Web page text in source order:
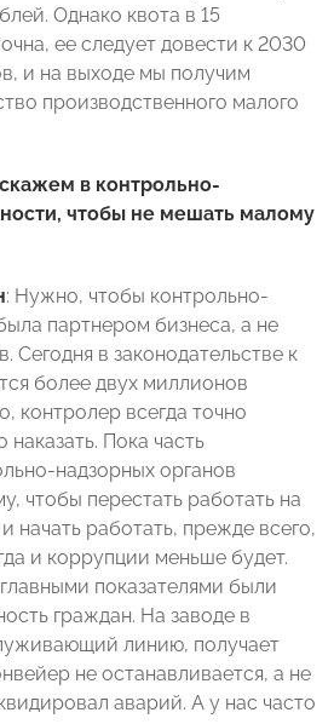
Однако квота в 15
ее следует довести к 2030
и на выходе мы получим
производственного малого
в контрольно-
чтобы не мешать малому
: Нужно, чтобы контрольно-
партнером бизнеса, а не
в законодательстве к
более двух миллионов
контролер всегда точно
Пока часть
надзорных органов
чтобы перестать работать на
начать работать, прежде всего,
и коррупции меньше будет.
показателями были
граждан. На заводе в
линию, получает
не останавливается, а не
аварий. А у нас часто